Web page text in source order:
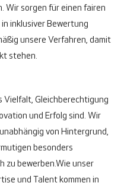
Wir sorgen für einen fairen
inklusiver Bewertung
unsere Verfahren, damit
stehen.
Vielfalt, Gleichberechtigung
und Erfolg sind. Wir
von Hintergrund,
besonders
zu bewerben.Wie unser
und Talent kommen in